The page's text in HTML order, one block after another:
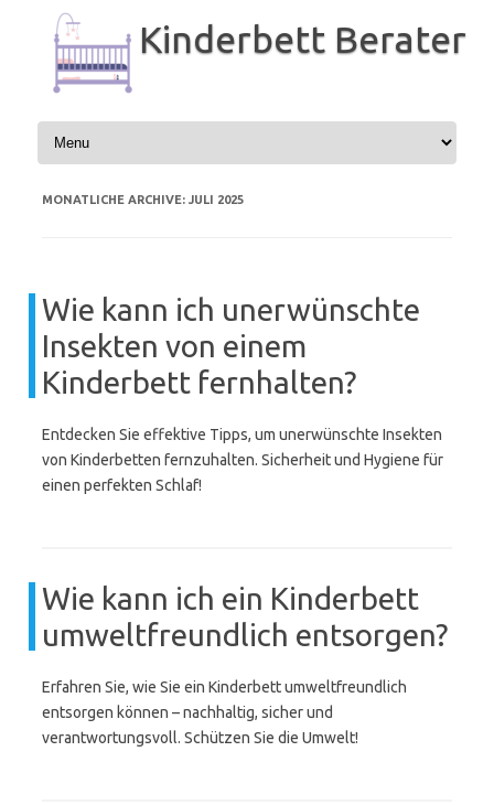
Inhalt
springen
Kinderbett Berater
MONATLICHE ARCHIVE: JULI 2025
Wie kann ich unerwünschte
Insekten von einem
Kinderbett fernhalten?
Entdecken Sie effektive Tipps, um unerwünschte Insekten
von Kinderbetten fernzuhalten. Sicherheit und Hygiene für
einen perfekten Schlaf!
Wie kann ich ein Kinderbett
umweltfreundlich entsorgen?
Erfahren Sie, wie Sie ein Kinderbett umweltfreundlich
entsorgen können – nachhaltig, sicher und
verantwortungsvoll. Schützen Sie die Umwelt!